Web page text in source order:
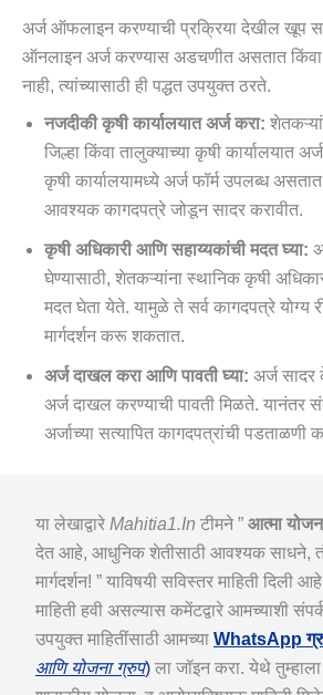
अर्ज ऑफलाइन करण्याची प्रक्रिया देखील खूप
ऑनलाइन अर्ज करण्यास अडचणीत असतात किंवा
नाही, त्यांच्यासाठी ही पद्धत उपयुक्त ठरते.
नजदीकी कृषी कार्यालयात अर्ज करा:
जिल्हा किंवा तालुक्याच्या कृषी कार्यालयात
कृषी कार्यालयामध्ये अर्ज फॉर्म उपलब्ध
आवश्यक कागदपत्रे जोडून सादर करावीत.
कृषी अधिकारी आणि सहाय्यकांची मदत घ्या:
घेण्यासाठी, शेतकऱ्यांना स्थानिक कृषी
मदत घेता येते. यामुळे ते सर्व कागदपत्रे योग्य
मार्गदर्शन करू शकतात.
अर्ज दाखल करा आणि पावती घ्या: अर्ज सादर
अर्ज दाखल करण्याची पावती मिळते. यानंतर
अर्जाच्या सत्यापित कागदपत्रांची पडताळणी
या लेखाद्वारे Mahitia1.in टीमने ” आत्‍मा
देत आहे, आधुनिक शेतीसाठी आवश्यक साधने,
मार्गदर्शन! ” याविषयी सविस्तर माहिती दिली
माहिती हवी असल्यास कमेंटद्वारे आमच्याशी
उपयुक्त माहितींसाठी आमच्या WhatsApp
आणि योजना ग्रुप) ला जॉइन करा. येथे तुम्हाला